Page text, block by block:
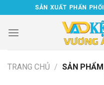
to
content
SẢN XUẤT PHẤN
TRANG CHỦ / SẢN